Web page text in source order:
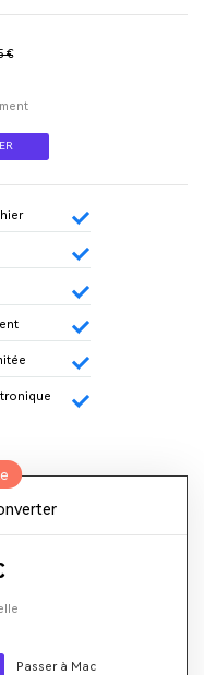
€
Passer à Mac